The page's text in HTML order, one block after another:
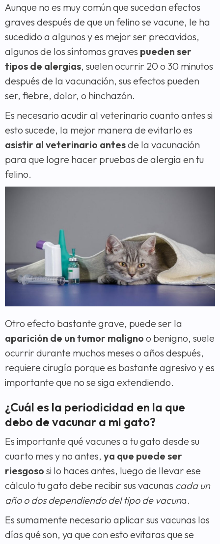
Aunque no es muy común que sucedan efectos
graves después de que un felino se vacune, le ha
sucedido a algunos y es mejor ser precavidos,
algunos de los síntomas graves pueden ser
tipos de alergias, suelen ocurrir 20 o 30 minutos
después de la vacunación, sus efectos pueden
ser, fiebre, dolor, o hinchazón.
Es necesario acudir al veterinario cuanto antes si
esto sucede, la mejor manera de evitarlo es
asistir al veterinario antesde la vacunación
para que logre hacer pruebas de alergia en tu
felino.
Otro efecto bastante grave, puede ser la
aparición de un tumor maligno o benigno, suele
ocurrir durante muchos meses o años después,
requiere cirugía porque es bastante agresivo y es
importante que no se siga extendiendo.
¿Cuál es la periodicidad en la que
debo de vacunar a mi gato?
Es importante qué vacunes a tu gato desde su
cuarto mes y no antes, ya que puede ser
riesgoso si lo haces antes, luego de llevar ese
cálculo tu gato debe recibir sus vacunas cada un
año o dos dependiendo del tipo de vacuna.
Es sumamente necesario aplicar sus vacunas los
días qué son, ya que con esto evitaras que se